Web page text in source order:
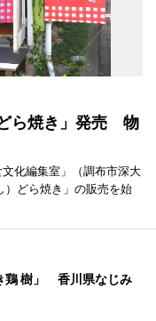
ら焼き」発売 物
化編集室」（調布市深大
）どら焼き」の販売を始
鶏 樹」 香川県なじみ